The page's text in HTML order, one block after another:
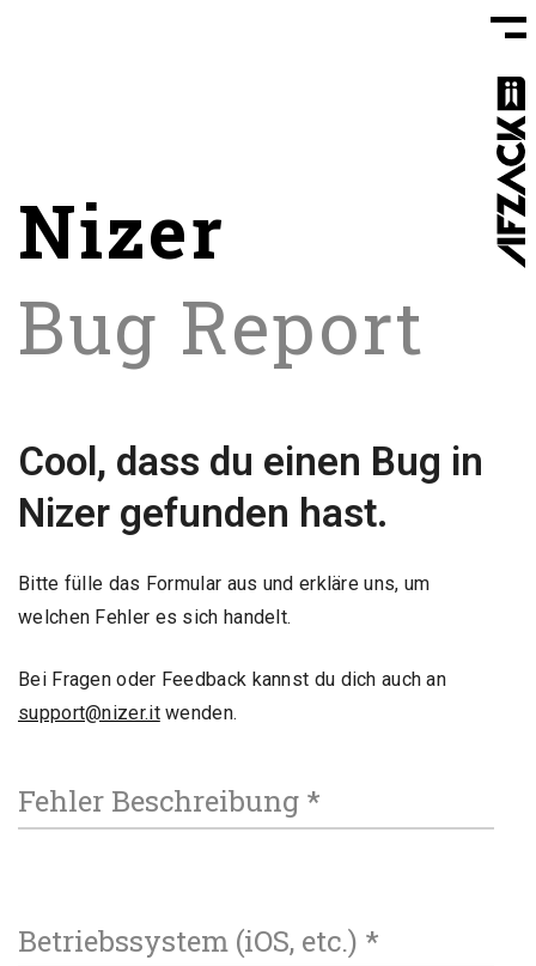
Nizer
Bug Report
Fehler Beschreibung *
Betriebssystem (iOS, etc.) *
Cool, dass du einen Bug in
Nizer gefunden hast.
Bitte fülle das Formular aus und erkläre uns, um
welchen Fehler es sich handelt.
Bei Fragen oder Feedback kannst du dich auch an
support@nizer.itwenden.